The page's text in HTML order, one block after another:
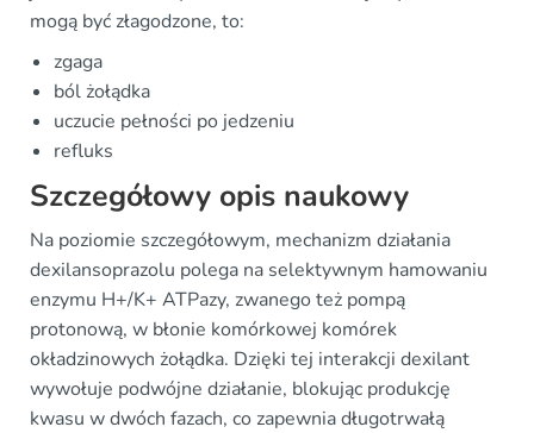
mogą być złagodzone, to:
zgaga
ból żołądka
uczucie pełności po jedzeniu
refluks
Szczegółowy opis naukowy
Na poziomie szczegółowym, mechanizm działania
dexilansoprazolu polega na selektywnym hamowaniu
enzymu H+/K+ ATPazy, zwanego też pompą
protonową, w błonie komórkowej komórek
okładzinowych żołądka. Dzięki tej interakcji dexilant
wywołuje podwójne działanie, blokując produkcję
kwasu w dwóch fazach, co zapewnia długotrwałą